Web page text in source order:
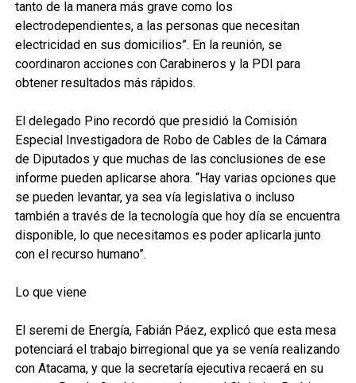
tanto de la manera más grave como los
electrodependientes, a las personas que necesitan
electricidad en sus domicilios”. En la reunión, se
coordinaron acciones con Carabineros y la PDI para
obtener resultados más rápidos.
El delegado Pino recordó que presidió la Comisión
Especial Investigadora de Robo de Cables de la Cámara
de Diputados y que muchas de las conclusiones de ese
informe pueden aplicarse ahora. “Hay varias opciones que
se pueden levantar, ya sea vía legislativa o incluso
también a través de la tecnología que hoy día se encuentra
disponible, lo que necesitamos es poder aplicarla junto
con el recurso humano”.
Lo que viene
El seremi de Energía, Fabián Páez, explicó que esta mesa
potenciará el trabajo birregional que ya se venía realizando
con Atacama, y que la secretaría ejecutiva recaerá en su